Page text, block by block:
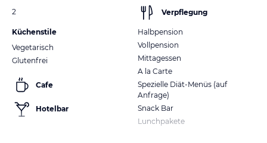
2
Küchenstile
Vegetarisch
Glutenfrei
Cafe
Hotelbar
Verpflegung
Halbpension
Vollpension
Mittagessen
A la Carte
Spezielle Diät-Menüs (auf
Anfrage)
Snack Bar
Lunchpakete